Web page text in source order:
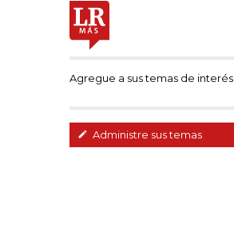
Agregue a sus temas de interés
Administre sus temas